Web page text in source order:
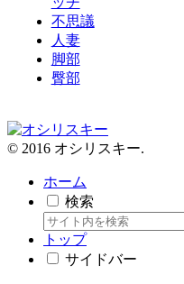
不思議
人妻
脚部
臀部
© 2016 オシリスキー.
ホーム
検索
トップ
サイドバー